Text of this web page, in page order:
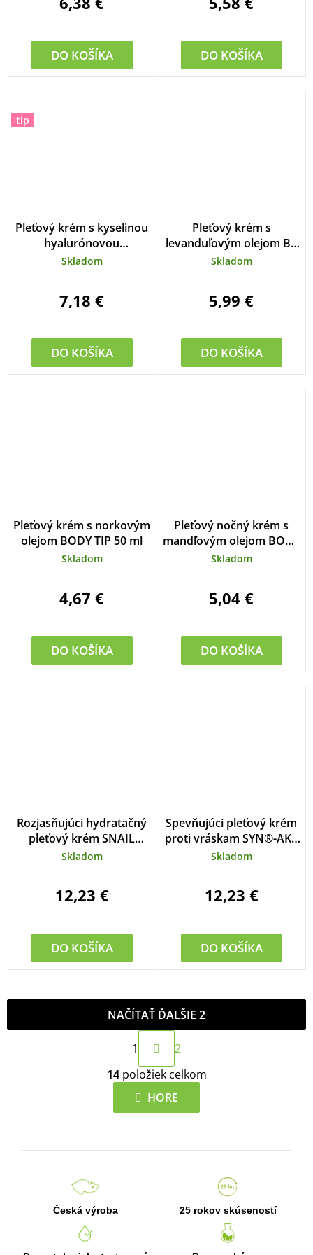
DO KOŠÍKA DO KOŠÍKA
tip
Pleťový krém s kyselinou
hyalurónovou
VIVAPHARM 50 ml
Skladom
7,18 €
DO KOŠÍKA
Pleťový krém s
levanduľovým olejom BT
Premium 50 ml
Skladom
5,99 €
DO KOŠÍKA
Pleťový krém s norkovým
olejom BODY TIP 50 ml
Skladom
4,67 €
DO KOŠÍKA
Pleťový nočný krém s
mandľovým olejom BODY
TIP 50 ml
Skladom
5,04 €
DO KOŠÍKA
Rozjasňujúci hydratačný
pleťový krém SNAIL
extract BACK IN TIME 50
Skladom
12,23 €
DO KOŠÍKA
Spevňujúci pleťový krém
proti vráskam SYN®-AKE
peptide BACK IN TIME 50
Skladom
12,23 €
DO KOŠÍKA
O
v
l
á
a
NAČÍTAŤ ĎALŠIE 2
t
r
á
n
v
1
2
14položiek celkom
HORE
Česká výroba 25 rokov skúseností